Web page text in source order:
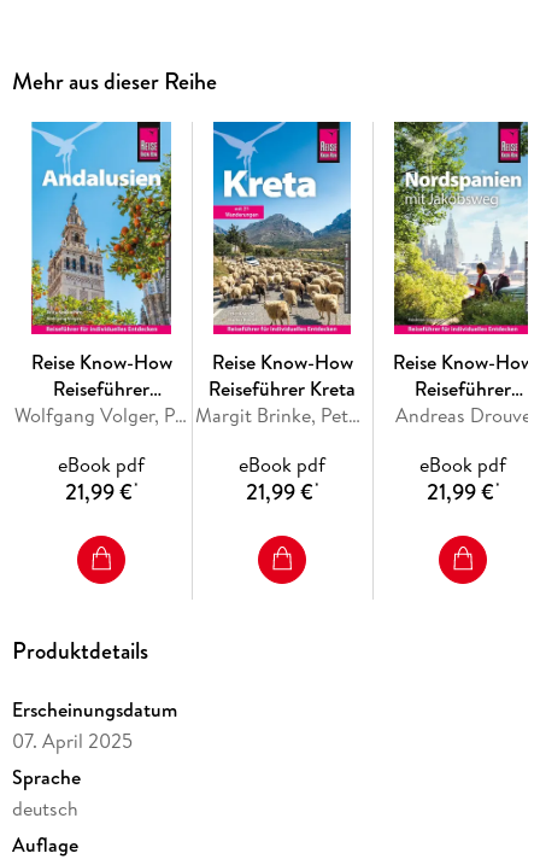
kontrastreichen Oman mit alten Lehmsiedlungen neben
neuen Wohnvierteln, schroffen Bergen neben grünen Tälern
- Übersichtsseiten mit Beschreibungen aller Regionen:
Capital Area, Batinah, Al-Dakhiliyah, Al-Sharqiyah, Dhofar,
Musandam
Mehr aus dieser Reihe
Reise Know-How
Reiseführer
Andalusien
Wolfgang Volger, Petra Neukirchen
eBook pdf
21,99 €*
Reise Know-How
Reiseführer Kreta
Margit Brinke, Peter Kränzle, Markus Bingel
eBook pdf
21,99 €*
Reise Know-How
Reiseführer
Nordspanien mit
Andreas Drouve
eBook pdf
21,99 €*
Produktdetails
Erscheinungsdatum
07. April 2025
Sprache
deutsch
Auflage